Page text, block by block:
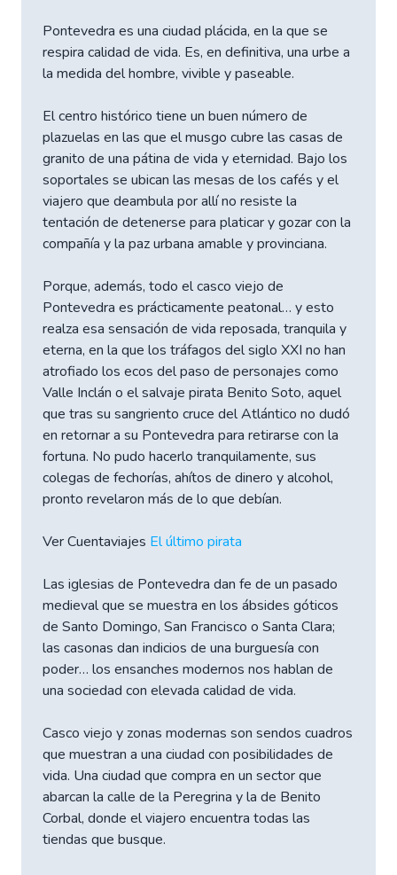
Pontevedra es una ciudad plácida, en la que se
respira calidad de vida. Es, en definitiva, una urbe a
la medida del hombre, vivible y paseable.
El centro histórico tiene un buen número de
plazuelas en las que el musgo cubre las casas de
granito de una pátina de vida y eternidad. Bajo los
soportales se ubican las mesas de los cafés y el
viajero que deambula por allí no resiste la
tentación de detenerse para platicar y gozar con la
compañía y la paz urbana amable y provinciana.
Porque, además, todo el casco viejo de
Pontevedra es prácticamente peatonal… y esto
realza esa sensación de vida reposada, tranquila y
eterna, en la que los tráfagos del siglo XXI no han
atrofiado los ecos del paso de personajes como
Valle Inclán o el salvaje pirata Benito Soto, aquel
que tras su sangriento cruce del Atlántico no dudó
en retornar a su Pontevedra para retirarse con la
fortuna. No pudo hacerlo tranquilamente, sus
colegas de fechorías, ahítos de dinero y alcohol,
pronto revelaron más de lo que debían.
Ver Cuentaviajes El último pirata
Las iglesias de Pontevedra dan fe de un pasado
medieval que se muestra en los ábsides góticos
de Santo Domingo, San Francisco o Santa Clara;
las casonas dan indicios de una burguesía con
poder… los ensanches modernos nos hablan de
una sociedad con elevada calidad de vida.
Casco viejo y zonas modernas son sendos cuadros
que muestran a una ciudad con posibilidades de
vida. Una ciudad que compra en un sector que
abarcan la calle de la Peregrina y la de Benito
Corbal, donde el viajero encuentra todas las
tiendas que busque.